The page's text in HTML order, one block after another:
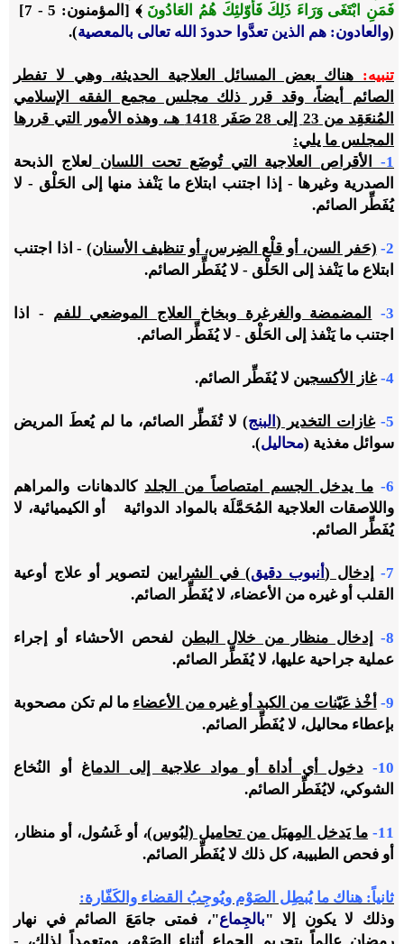
فَمَنِ ابْتَغَى وَرَاءَ ذَلِكَ فَأوّلئِكَ هُمُ العَادُونَ
﴾ [المؤمنون: 5 - 7]
(والعادون: هم الذين تعدَّوا حدودَ الله تعالى بالمعصية).
تنبيه: هناك بعض المسائل العلاجية الحديثة، وهي لا تفطر
الصائم أيضاً، وقد قرر ذلك مجلس مجمع الفقه الإسلامي
المُنعَقِد من 23 إلى 28 صَفَر 1418 هـ، وهذه الأمور التي قررها
المجلس ما يلي:
1- الأقراص العلاجية التي تُوضَع تحت اللسان لعلاج الذبحة
الصدرية وغيرها - إذا اجتنب ابتلاع ما يَنْفذ منها إلى الحَلْق - لا
يُفَطِّر الصائم.
2- (حَفر السن، أو قلْع الضِرس، أو تنظيف الأسنان) - اذا اجتنب
ابتلاع ما يَنْفذ إلى الحَلْق - لا يُفَطِّر الصائم.
3- المضمضة والغرغرة وبخاخ العلاج الموضعي للفم - اذا
اجتنب ما يَنْفذ إلى الحَلْق - لا يُفَطِّر الصائم.
4- غاز الأكسجين لا يُفَطِّر الصائم.
5- غازات التخدير (البنج)لا تُفَطِّر الصائم، ما لم يُعطَ المريض
سوائل مغذية (محاليل).
6- ما يدخل الجسم امتصاصاً من الجلد كالدهانات والمراهم
واللاصقات العلاجية المُحَمَّلَة بالمواد الدوائية أو الكيميائية، لا
يُفَطِّر الصائم.
7- إدخال (أنبوب دقيق) في الشرايين لتصوير أو علاج أوعية
القلب أو غيره من الأعضاء، لا يُفَطِّر الصائم.
8- إدخال منظار من خلال البطن لفحص الأحشاء أو إجراء
عملية جراحية عليها، لا يُفَطِّر الصائم.
9- أخْذ عَيّنات من الكبد أو غيره من الأعضاء ما لم تكن مصحوبة
بإعطاء محاليل، لا يُفَطِّر الصائم.
10- دخول أي أداة أو مواد علاجية إلى الدماغ أو النُخاع
الشوكي، لايُفَطِّر الصائم.
11- ما يَدخل المِهبَل من تحاميل (لبُوس)، أو غَسُول، أو منظار،
أو فحص الطبيبة، كل ذلك لا يُفَطِّر الصائم.
ثانياً: هناك ما يُبطِل الصَوْم ويُوجِبُ القضاء والكَفّارة:
وذلك لا يكون إلا "بالجِماع"، فمتى جامَعَ الصائم في نهار